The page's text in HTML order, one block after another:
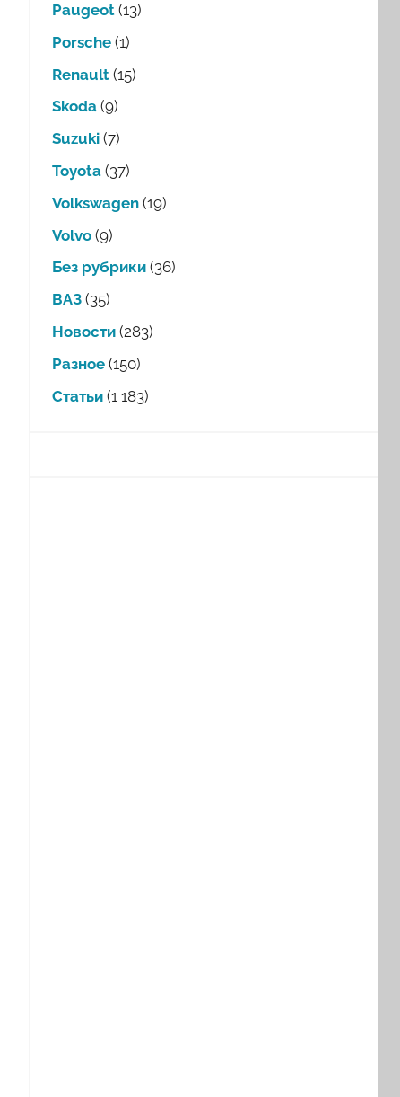
Paugeot(13)
Porsche(1)
Renault(15)
Skoda(9)
Suzuki(7)
Toyota(37)
Volkswagen(19)
Volvo(9)
Без рубрики(36)
ВАЗ(35)
Новости(283)
Разное(150)
Статьи(1 183)